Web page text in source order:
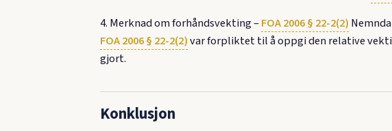
4. Merknad om forhåndsvekting –FOA 2006 § 22-2(2)
FOA 2006 § 22-2(2)var forpliktet til å oppgi den relative
gjort.
Konklusjon